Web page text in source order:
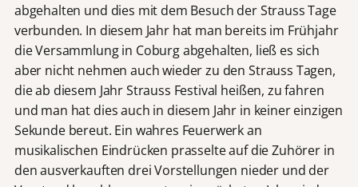
abgehalten und dies mit dem Besuch der Strauss Tage
verbunden. In diesem Jahr hat man bereits im Frühjahr
die Versammlung in Coburg abgehalten, ließ es sich
aber nicht nehmen auch wieder zu den Strauss Tagen,
die ab diesem Jahr Strauss Festival heißen, zu fahren
und man hat dies auch in diesem Jahr in keiner einzigen
Sekunde bereut. Ein wahres Feuerwerk an
musikalischen Eindrücken prasselte auf die Zuhörer in
den ausverkauften drei Vorstellungen nieder und der